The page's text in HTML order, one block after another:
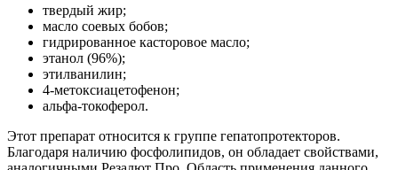
твердый жир;
масло соевых бобов;
гидрированное касторовое масло;
этанол (96%);
этилванилин;
4-метоксиацетофенон;
альфа-токоферол.
Этот препарат относится к группе гепатопротекторов.
Благодаря наличию фосфолипидов, он обладает свойствами,